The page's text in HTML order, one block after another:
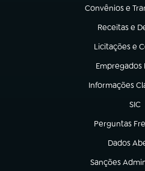
Convênios e
(abre em nova
Receitas e
(abre em
Licitações e
(abre em
Empregados
(abre em
Informações
(abre em nova
SIC
Perguntas
(abre em
Dados
(abre em
Sanções
(abre em nova